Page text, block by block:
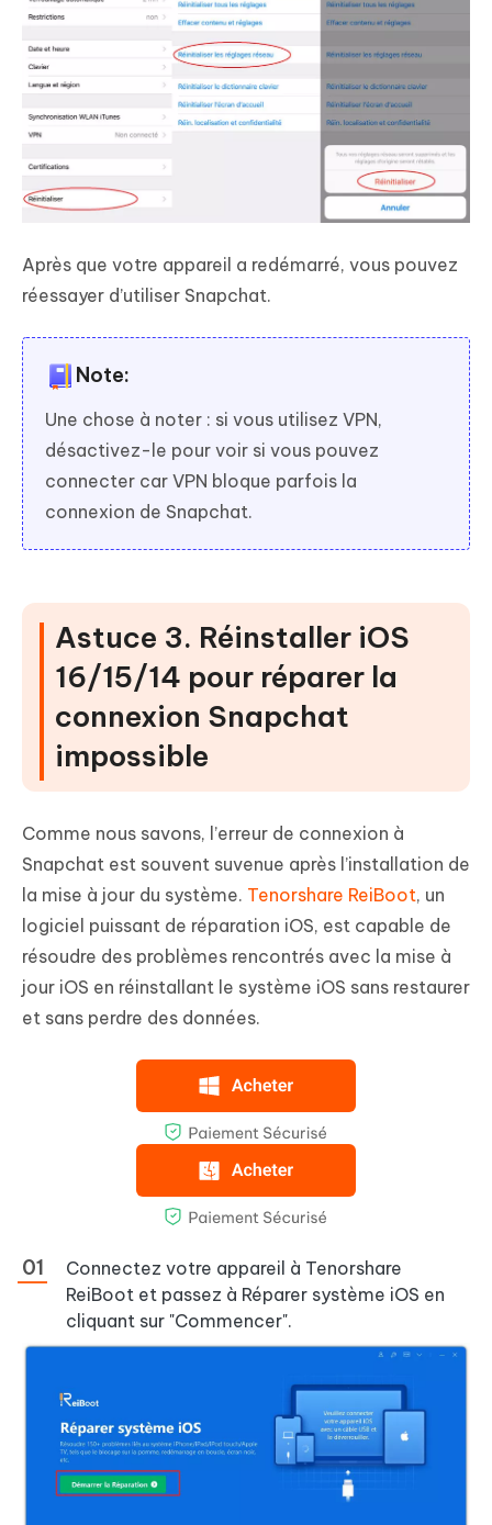
Après que votre appareil a redémarré, vous pouvez
réessayer d’utiliser Snapchat.
Note:
Une chose à noter : si vous utilisez VPN,
désactivez-le pour voir si vous pouvez
connecter car VPN bloque parfois la
connexion de Snapchat.
Astuce 3. Réinstaller iOS
16/15/14 pour réparer la
connexion Snapchat
impossible
Comme nous savons, l’erreur de connexion à
Snapchat est souvent suvenue après l’installation de
la mise à jour du système. Tenorshare ReiBoot, un
logiciel puissant de réparation iOS, est capable de
résoudre des problèmes rencontrés avec la mise à
jour iOS en réinstallant le système iOS sans restaurer
et sans perdre des données.
Connectez votre appareil à Tenorshare
ReiBoot et passez à Réparer système iOS en
cliquant sur "Commencer".